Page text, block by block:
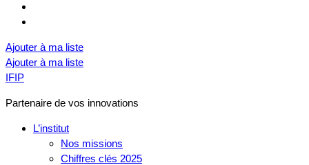
Ajouter à ma liste
Ajouter à ma liste
IFIP
Partenaire de vos innovations
L’institut
Nos missions
Chiffres clés 2025